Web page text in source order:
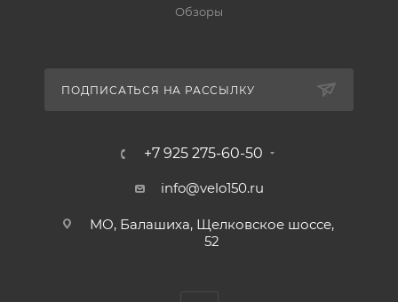
Обзоры
ПОДПИСАТЬСЯ НА РАССЫЛКУ
+7 925 275-60-50
info@velo150.ru
МО, Балашиха, Щелковское шоссе,
52